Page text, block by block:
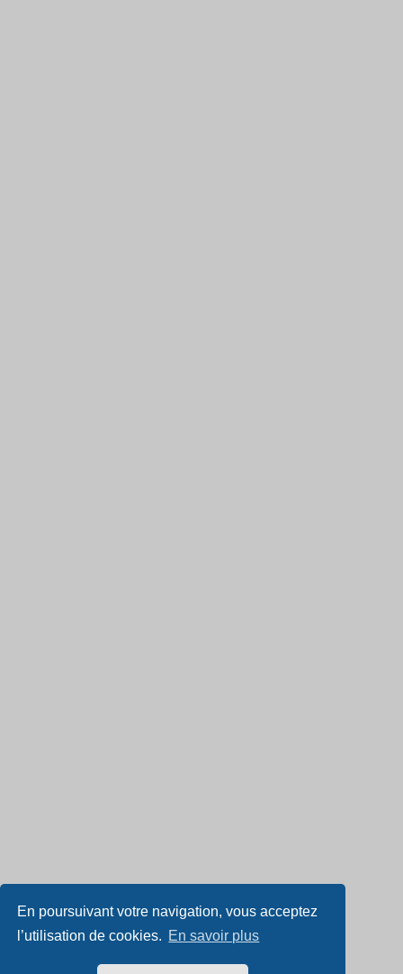
En poursuivant votre navigation, vous acceptez
l’utilisation de cookies. En savoir plus